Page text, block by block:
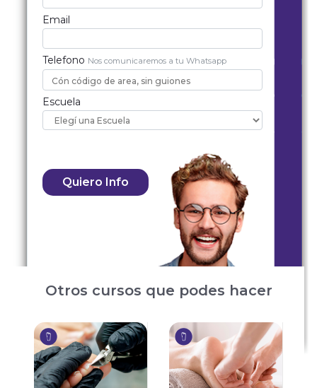
Email
Telefono Nos comunicaremos a tu Whatsapp
Escuela
Otros cursos que podes hacer